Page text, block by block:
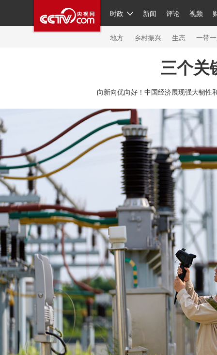
时政 新闻 评论 视频
人民领袖习近平 联播+ 中国
直播 片库 栏目大全 节目单
繁体 海外频道 iPanda
地方 乡村振兴 生态 一带
秧纪录 纪
新闻 国内 国际 评论 经济 军事 科技
人民领袖习近平 联播+ 热解读 天天学习
视频 小央视频 小央直播 直播中国 熊猫频
现场 快看 蓝海中国 新兵请入
体育 2026年世界杯 2026年冬奥
VIP会员 CCTV奥林匹克频道 生活体育大会
财经 教育 乡村振兴 生态环境 一带一路
大国智造 大国展会 大国保险 云顶对话 云
CCTV.节目官网 直播 栏目 片库
三个关
向新向优向好！中国经济展现强大韧性